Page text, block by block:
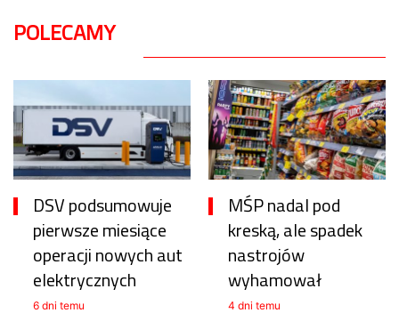
POLECAMY
DSV podsumowuje
pierwsze miesiące
operacji nowych aut
elektrycznych
6 dni temu
MŚP nadal pod
kreską, ale spadek
nastrojów
wyhamował
4 dni temu